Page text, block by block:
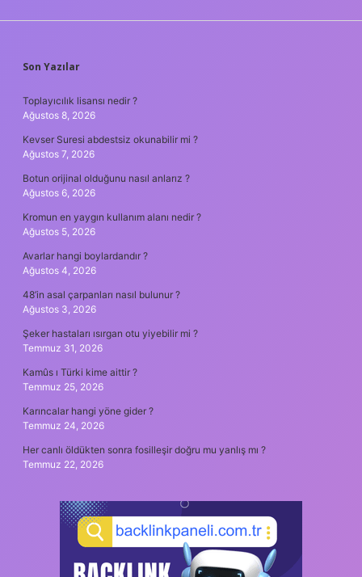
SIDEBAR
Son Yazılar
Toplayıcılık lisansı nedir ?
Ağustos 8, 2026
Kevser Suresi abdestsiz okunabilir mi ?
Ağustos 7, 2026
Botun orijinal olduğunu nasıl anlarız ?
Ağustos 6, 2026
Kromun en yaygın kullanım alanı nedir ?
Ağustos 5, 2026
Avarlar hangi boylardandır ?
Ağustos 4, 2026
48’in asal çarpanları nasıl bulunur ?
Ağustos 3, 2026
Şeker hastaları ısırgan otu yiyebilir mi ?
Temmuz 31, 2026
Kamûs ı Türki kime aittir ?
Temmuz 25, 2026
Karıncalar hangi yöne gider ?
Temmuz 24, 2026
Her canlı öldükten sonra fosilleşir doğru mu yanlış mı ?
Temmuz 22, 2026